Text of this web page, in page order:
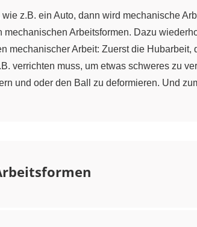
z.B. ein Auto, dann wird mechanische
Arbeitsformen. Dazu
mechanischer Arbeit: Zuerst die
verrichten muss, um etwas schweres zu
und oder den Ball zu deformieren. Und